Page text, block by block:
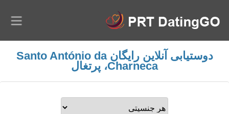
دوستیابی آنلاین رایگان Santo António da
Charneca، پرتغال